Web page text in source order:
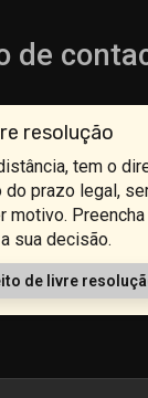
de
resolução
tem o
do prazo legal,
motivo.
sua decisão.
de livre